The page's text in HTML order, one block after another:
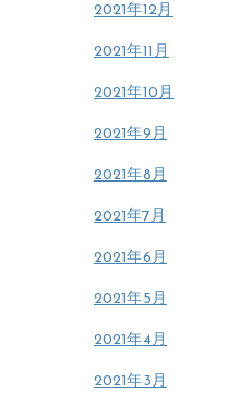
2021年12月
2021年11月
2021年10月
2021年9月
2021年8月
2021年7月
2021年6月
2021年5月
2021年4月
2021年3月